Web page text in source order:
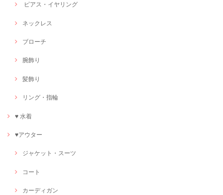
ピアス・イヤリング
ネックレス
ブローチ
腕飾り
髪飾り
リング・指輪
♥ 水着
♥アウター
ジャケット・スーツ
コート
カーディガン